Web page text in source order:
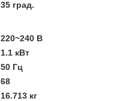
35 град.
220~240 В
1.1 кВт
50 Гц
68
16.713 кг